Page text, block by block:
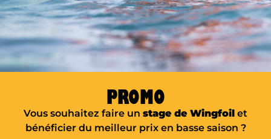
Bon cadeau E-Foil
en duo
PROMO
Vous souhaitez faire un stage de Wingfoil et
bénéficier du meilleur prix en basse saison ?